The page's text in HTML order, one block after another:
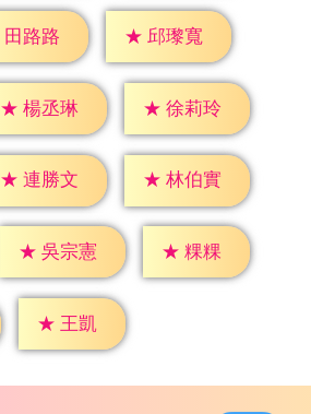
田路路 ★ 邱瓈寬
★ 楊丞琳 ★ 徐莉玲
★ 連勝文 ★ 林伯實
★ 吳宗憲 ★ 粿粿
★ 王凱